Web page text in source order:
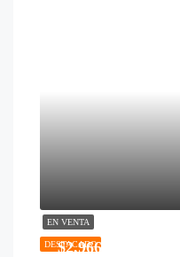
EN VENTA
DESTACADO
$2,966,500